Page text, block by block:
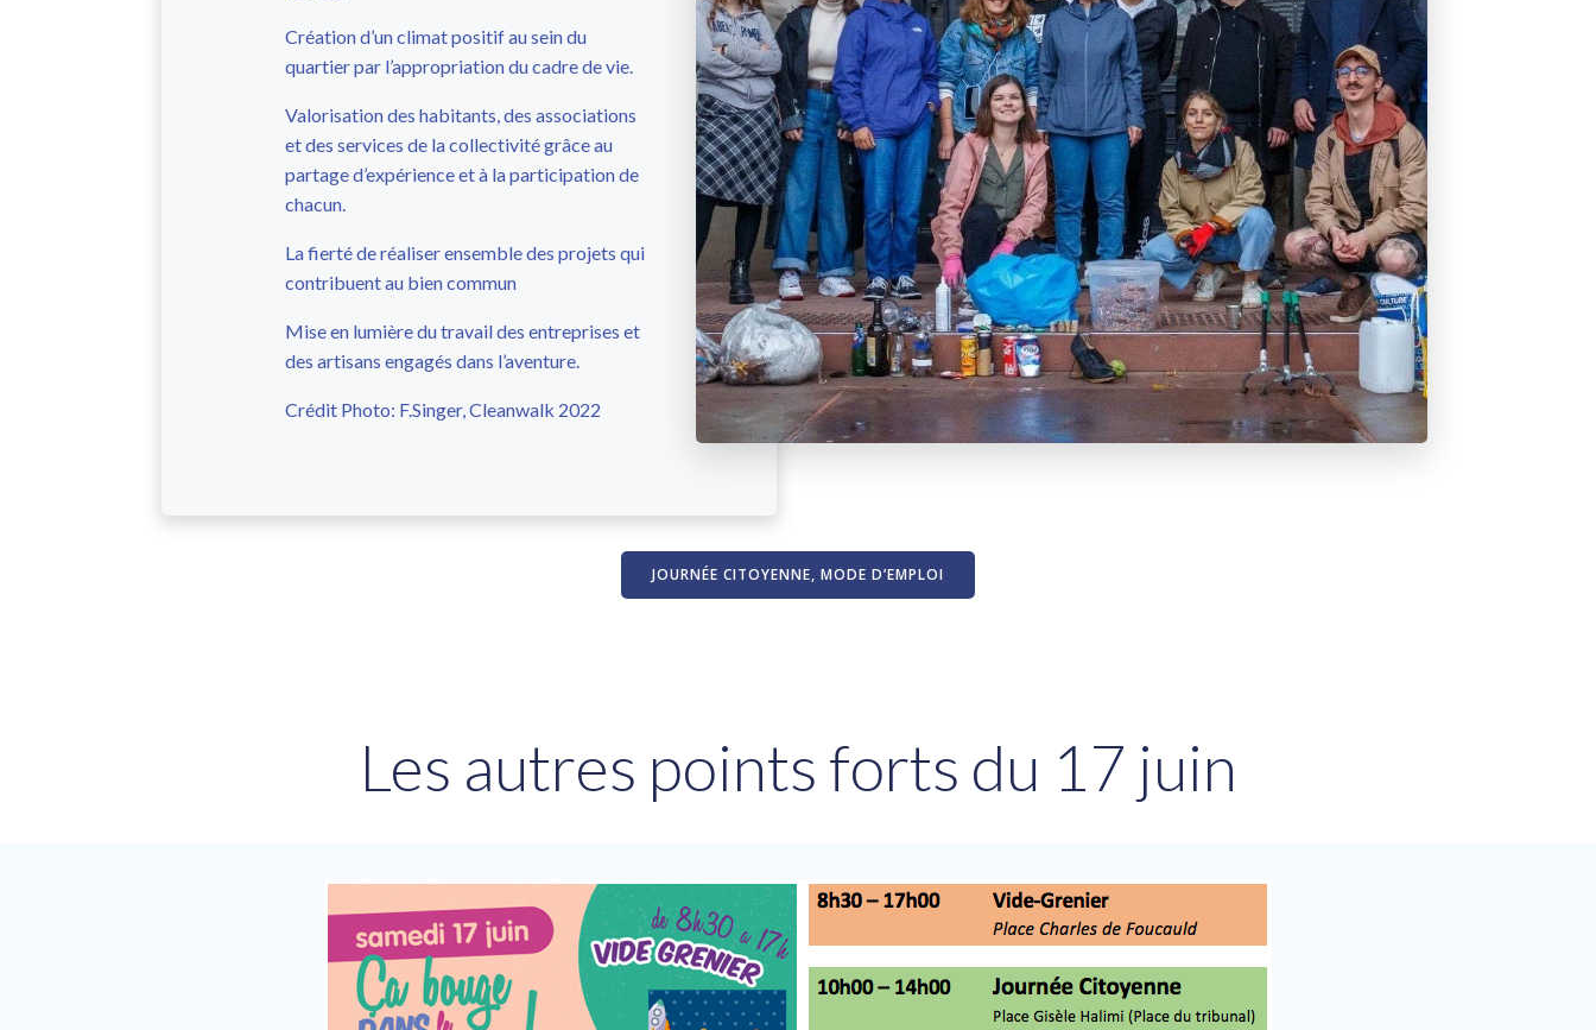
Création d’un climat positif au sein du
quartier par l’appropriation du cadre de vie.
Valorisation des habitants, des associations
et des services de la collectivité grâce au
partage d’expérience et à la participation de
chacun.
La fierté de réaliser ensemble des projets qui
contribuent au bien commun
Mise en lumière du travail des entreprises et
des artisans engagés dans l’aventure.
Crédit Photo: F.Singer, Cleanwalk 2022
JOURNÉE CITOYENNE, MODE D’EMPLOI
Les autres points forts du 17 juin